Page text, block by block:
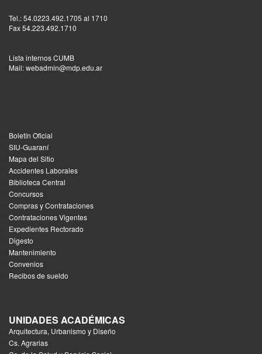
Tel.: 54.0223.492.1705 al 1710
Fax 54.223.492.1710
Lista internos CUMB
Mail: webadmin@mdp.edu.ar
Boletín Oficial
SIU-Guaraní
Mapa del Sitio
Accidentes Laborales
Biblioteca Central
Concursos
Compras y Contrataciones
Contrataciones Vigentes
Expedientes Rectorado
Digesto
Mantenimiento
Convenios
Recibos de sueldo
UNIDADES ACADÉMICAS
Arquitectura, Urbanismo y Diseńo
Cs. Agrarias